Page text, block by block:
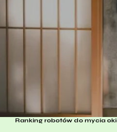
postawić
naścienny
w
Ranking robotów do mycia